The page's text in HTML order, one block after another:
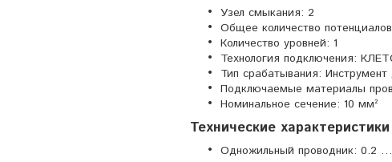
Узел смыкания: 2
Общее количество
Количество уровней: 1
Технология подключения:
Тип срабатывания:
Подключаемые материалы
Номинальное сечение: 10 мм²
Технические
Одножильный проводник: 0.2